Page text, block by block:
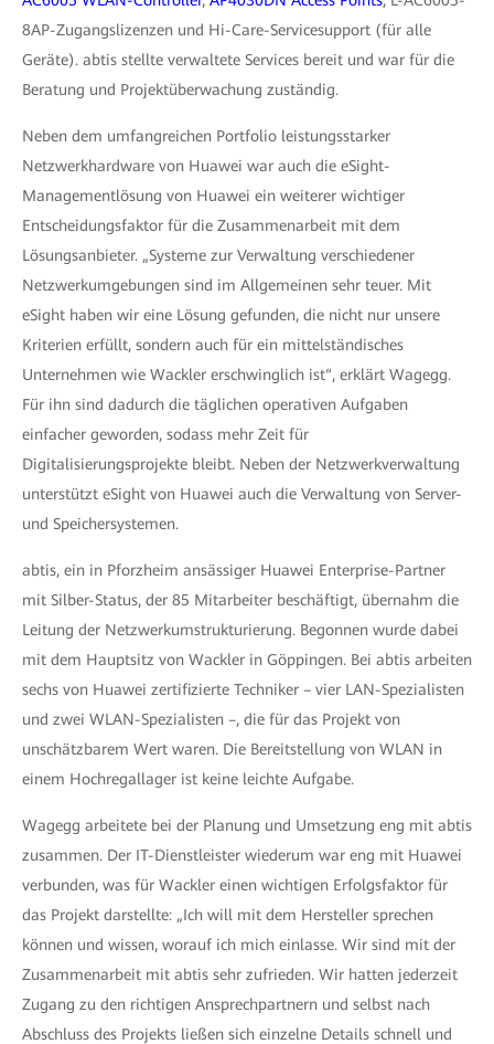
8AP-Zugangslizenzen und Hi-Care-Servicesupport (für alle
Geräte). abtis stellte verwaltete Services bereit und war für die
Beratung und Projektüberwachung zuständig.
Neben dem umfangreichen Portfolio leistungsstarker
Netzwerkhardware von Huawei war auch die eSight-
Managementlösung von Huawei ein weiterer wichtiger
Entscheidungsfaktor für die Zusammenarbeit mit dem
Lösungsanbieter. „Systeme zur Verwaltung verschiedener
Netzwerkumgebungen sind im Allgemeinen sehr teuer. Mit
eSight haben wir eine Lösung gefunden, die nicht nur unsere
Kriterien erfüllt, sondern auch für ein mittelständisches
Unternehmen wie Wackler erschwinglich ist“, erklärt Wagegg.
Für ihn sind dadurch die täglichen operativen Aufgaben
einfacher geworden, sodass mehr Zeit für
Digitalisierungsprojekte bleibt. Neben der Netzwerkverwaltung
unterstützt eSight von Huawei auch die Verwaltung von Server-
und Speichersystemen.
abtis, ein in Pforzheim ansässiger Huawei Enterprise-Partner
mit Silber-Status, der 85 Mitarbeiter beschäftigt, übernahm die
Leitung der Netzwerkumstrukturierung. Begonnen wurde dabei
mit dem Hauptsitz von Wackler in Göppingen. Bei abtis arbeiten
sechs von Huawei zertifizierte Techniker – vier LAN-Spezialisten
und zwei WLAN-Spezialisten –, die für das Projekt von
unschätzbarem Wert waren. Die Bereitstellung von WLAN in
einem Hochregallager ist keine leichte Aufgabe.
Wagegg arbeitete bei der Planung und Umsetzung eng mit abtis
zusammen. Der IT-Dienstleister wiederum war eng mit Huawei
verbunden, was für Wackler einen wichtigen Erfolgsfaktor für
das Projekt darstellte: „Ich will mit dem Hersteller sprechen
können und wissen, worauf ich mich einlasse. Wir sind mit der
Zusammenarbeit mit abtis sehr zufrieden. Wir hatten jederzeit
Zugang zu den richtigen Ansprechpartnern und selbst nach
Abschluss des Projekts ließen sich einzelne Details schnell und